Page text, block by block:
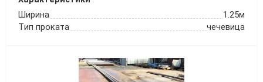
Ширина
1.25м
Тип проката
чечевица